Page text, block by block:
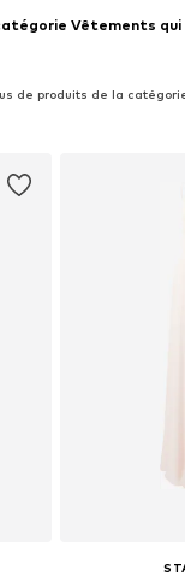
Vêtements
de produits de la